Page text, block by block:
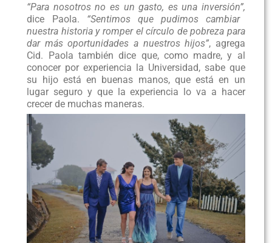
“Para nosotros no es un gasto, es una inversión”,
dice Paola. “Sentimos que pudimos cambiar
nuestra historia y romper el círculo de pobreza para
dar más oportunidades a nuestros hijos”, agrega
Cid. Paola también dice que, como madre, y al
conocer por experiencia la Universidad, sabe que
su hijo está en buenas manos, que está en un
lugar seguro y que la experiencia lo va a hacer
crecer de muchas maneras.